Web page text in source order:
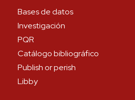
Bases de datos
Investigación
PQR
Catálogo bibliográfico
Publish or perish
Libby